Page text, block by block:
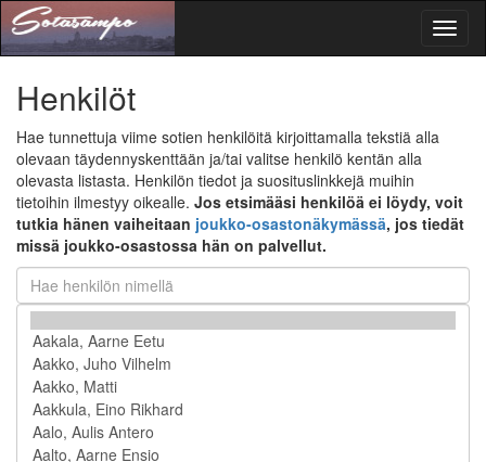
Henkilöt
Hae tunnettuja viime sotien henkilöitä kirjoittamalla tekstiä alla
olevaan täydennyskenttään ja/tai valitse henkilö kentän alla
olevasta listasta. Henkilön tiedot ja suosituslinkkejä muihin
tietoihin ilmestyy oikealle. Jos etsimääsi henkilöä ei löydy, voit
tutkia hänen vaiheitaan joukko-osastonäkymässä, jos tiedät
missä joukko-osastossa hän on palvellut.